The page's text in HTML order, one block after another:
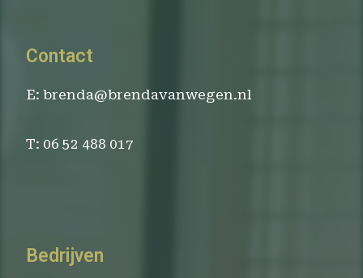
Contact
E: brenda@brendavanwegen.nl
T: 06 52 488 017
Bedrijven